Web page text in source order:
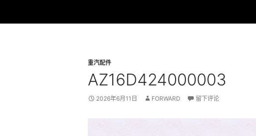
重汽配件
AZ16D424000003
2026年6月11日 FORWARD 留下评论